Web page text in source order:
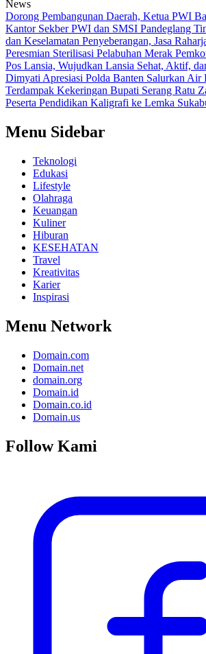
News
Dorong Pembangunan Daerah, Ketua PWI
Kantor Sekber PWI dan SMSI Pandeglang
dan Keselamatan Penyeberangan, Jasa
Peresmian Sterilisasi Pelabuhan Merak
Pos Lansia, Wujudkan Lansia Sehat, Aktif,
Dimyati Apresiasi Polda Banten Salurkan Air
Terdampak Kekeringan Bupati Serang Ratu
Peserta Pendidikan Kaligrafi ke Lemka
Menu Sidebar
Teknologi
Edukasi
Lifestyle
Olahraga
Keuangan
Kuliner
Hiburan
KESEHATAN
Travel
Kreativitas
Karier
Inspirasi
Menu Network
Domain.com
Domain.net
domain.org
Domain.id
Domain.co.id
Domain.us
Follow Kami